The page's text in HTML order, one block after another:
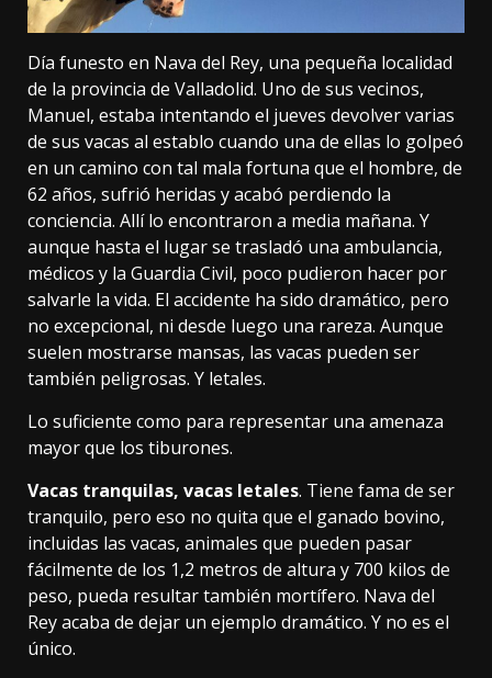
Día funesto en Nava del Rey, una pequeña localidad
de la provincia de Valladolid. Uno de sus vecinos,
Manuel, estaba intentando el jueves devolver varias
de sus vacas al establo cuando una de ellas lo golpeó
en un camino con tal mala fortuna que el hombre, de
62 años, sufrió heridas y acabó perdiendo la
conciencia. Allílo encontraron a media mañana. Y
aunque hasta el lugar se trasladó una ambulancia,
médicos y la Guardia Civil, poco pudieron hacer por
salvarle la vida. El accidente ha sido dramático, pero
no excepcional, ni desde luego una rareza. Aunque
suelen mostrarse mansas, las vacas pueden ser
también peligrosas. Y letales.
Lo suficiente como para representar una amenaza
mayorque los tiburones.
Vacas tranquilas, vacas letales. Tiene fama de ser
tranquilo, pero eso no quita que el ganado bovino,
incluidas las vacas, animales que pueden pasar
fácilmente de los 1,2 metros de altura y 700 kilos de
peso, pueda resultar también mortífero. Nava del
Rey acaba de dejar un ejemplo dramático. Y no es el
único.